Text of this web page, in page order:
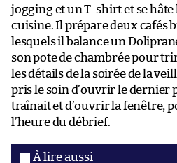
jogging et un T-shirt et se
cuisine. Il prépare deux cafés
lesquels il balance un
son pote de chambrée pour
les détails de la soirée de la
pris le soin d’ouvrir le dernier
traînait et d’ouvrir la fenêtre,
l’heure du débrief.